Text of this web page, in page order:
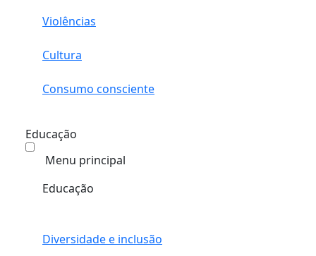
Violências
Cultura
Consumo consciente
Educação
Menu principal
Educação
Diversidade e inclusão